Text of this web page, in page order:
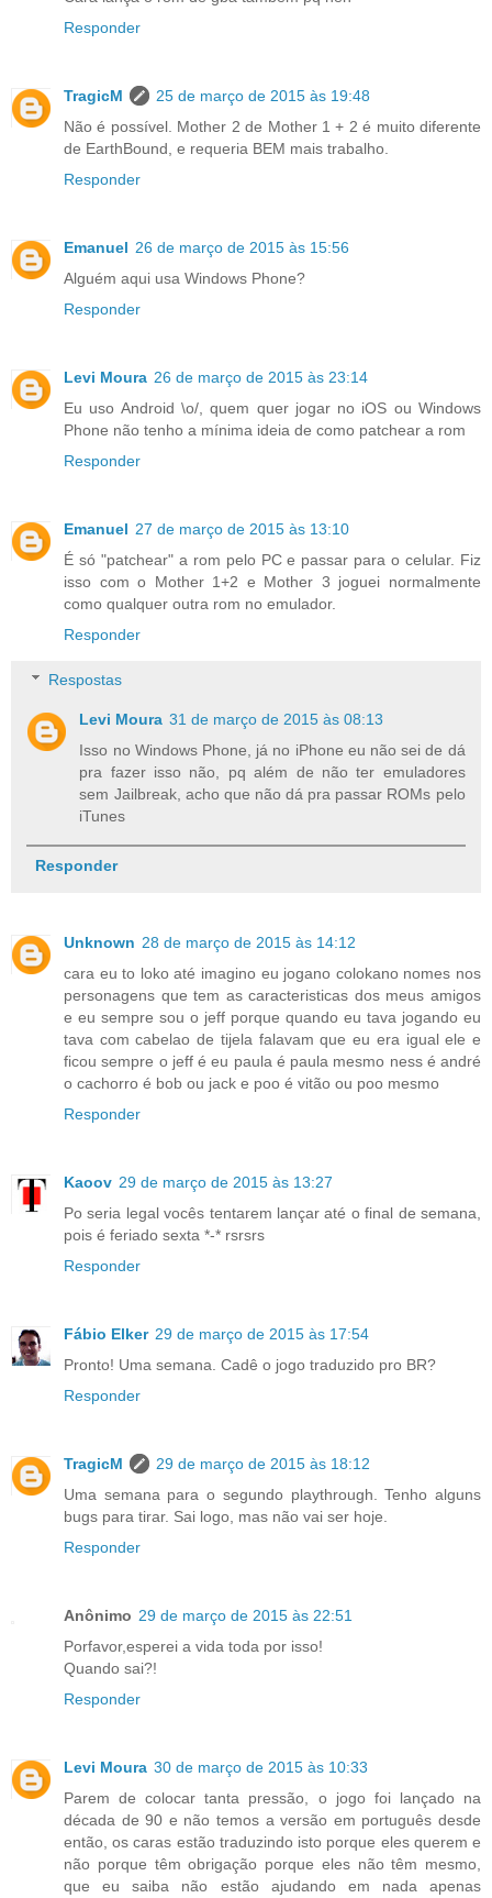
Responder
TragicM
25 de março de 2015 às 19:48
Não é possível. Mother 2 de Mother 1 + 2 é muito diferente
de EarthBound, e requeria BEM mais trabalho.
Responder
Emanuel 26 de março de 2015 às 15:56
Alguém aqui usa Windows Phone?
Responder
Levi Moura 26 de março de 2015 às 23:14
Eu uso Android \o/, quem quer jogar no iOS ou Windows
Phone não tenho a mínima ideia de como patchear a rom
Responder
Emanuel 27 de março de 2015 às 13:10
É só "patchear" a rom pelo PC e passar para o celular. Fiz
isso com o Mother 1+2 e Mother 3 joguei normalmente
como qualquer outra rom no emulador.
Responder
Respostas
Levi Moura 31 de março de 2015 às 08:13
Isso no Windows Phone, já no iPhone eu não sei de dá
pra fazer isso não, pq além de não ter emuladores
sem Jailbreak, acho que não dá pra passar ROMs pelo
iTunes
Responder
Unknown 28 de março de 2015 às 14:12
cara eu to loko até imagino eu jogano colokano nomes nos
personagens que tem as caracteristicas dos meus amigos
e eu sempre sou o jeff porque quando eu tava jogando eu
tava com cabelao de tijela falavam que eu era igual ele e
ficou sempre o jeff é eu paula é paula mesmo ness é andré
o cachorro é bob ou jack e poo é vitão ou poo mesmo
Responder
Kaoov 29 de março de 2015 às 13:27
Po seria legal vocês tentarem lançar até o final de semana,
pois é feriado sexta *-* rsrsrs
Responder
Fábio Elker 29 de março de 2015 às 17:54
Pronto! Uma semana. Cadê o jogo traduzido pro BR?
Responder
TragicM
29 de março de 2015 às 18:12
Uma semana para o segundo playthrough. Tenho alguns
bugs para tirar. Sai logo, mas não vai ser hoje.
Responder
Anônimo 29 de março de 2015 às 22:51
Porfavor,esperei a vida toda por isso!
Quando sai?!
Responder
Levi Moura 30 de março de 2015 às 10:33
Parem de colocar tanta pressão, o jogo foi lançado na
década de 90 e não temos a versão em português desde
então, os caras estão traduzindo isto porque eles querem e
não porque têm obrigação porque eles não têm mesmo,
que eu saiba não estão ajudando em nada apenas